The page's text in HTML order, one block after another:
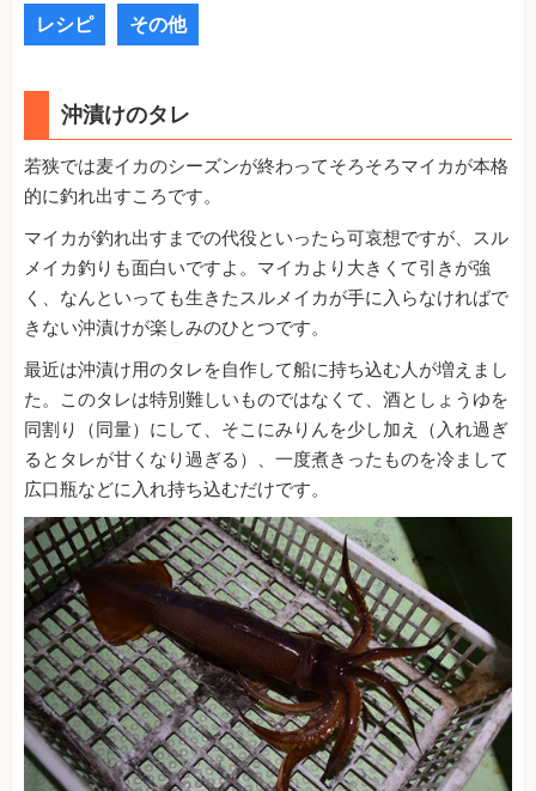
レシピ その他
沖漬けのタレ
若狭では麦イカのシーズンが終わってそろそろマイカが本格
的に釣れ出すころです。
マイカが釣れ出すまでの代役といったら可哀想ですが、スル
メイカ釣りも面白いですよ。マイカより大きくて引きが強
く、なんといっても生きたスルメイカが手に入らなければで
きない沖漬けが楽しみのひとつです。
最近は沖漬け用のタレを自作して船に持ち込む人が増えまし
た。このタレは特別難しいものではなくて、酒としょうゆを
同割り（同量）にして、そこにみりんを少し加え（入れ過ぎ
るとタレが甘くなり過ぎる）、一度煮きったものを冷まして
広口瓶などに入れ持ち込むだけです。